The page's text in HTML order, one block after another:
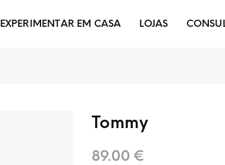
EXPERIMENTAR EM CASA LOJAS
Tommy
89.00€